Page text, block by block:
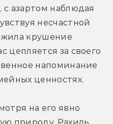
азартом наблюдая
несчастной
крушение
цепляется за своего
напоминание
ценностях.
на его явно